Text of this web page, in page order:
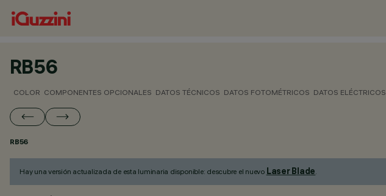
RB56
COLOR COMPONENTES OPCIONALES DATOS TÉCNICOS DATOS FOTOMÉTRICOS DATOS ELÉCTRICOS
RB56
Hay una versión actualizada de esta luminaria disponible: descubre el nuevo Laser Blade.